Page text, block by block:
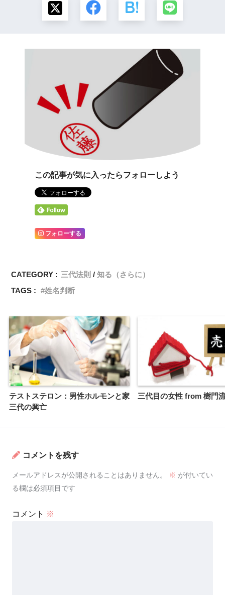
この記事が気に入ったらフォローしよう
フォローする
CATEGORY : 三代法則
知る（さらに）
TAGS :
姓名判断
テストステロン：男性ホルモンと家
三代の興亡
三代目の女性 from 樹門
コメントを残す
メールアドレスが公開されることはありません。 ※ が付いてい
る欄は必須項目です
コメント ※